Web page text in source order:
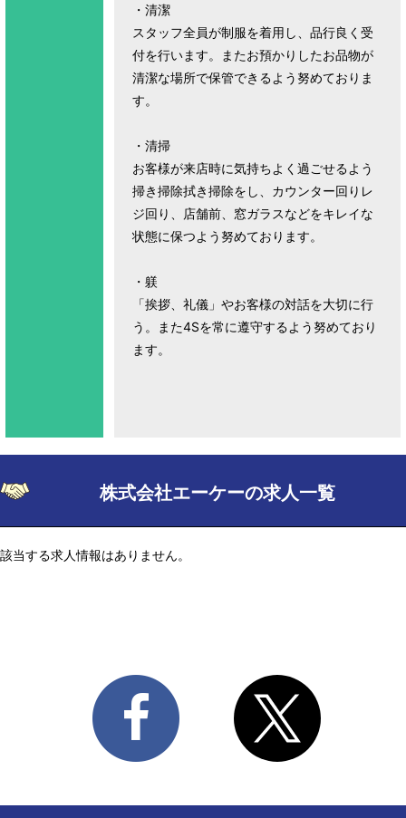
・清潔
スタッフ全員が制服を着用し、品行良く受
付を行います。またお預かりしたお品物が
清潔な場所で保管できるよう努めておりま
す。
・清掃
お客様が来店時に気持ちよく過ごせるよう
掃き掃除拭き掃除をし、カウンター回りレ
ジ回り、店舗前、窓ガラスなどをキレイな
状態に保つよう努めております。
・躾
「挨拶、礼儀」やお客様の対話を大切に行
う。また4Sを常に遵守するよう努めており
ます。
株式会社エーケーの求人一覧
該当する求人情報はありません。